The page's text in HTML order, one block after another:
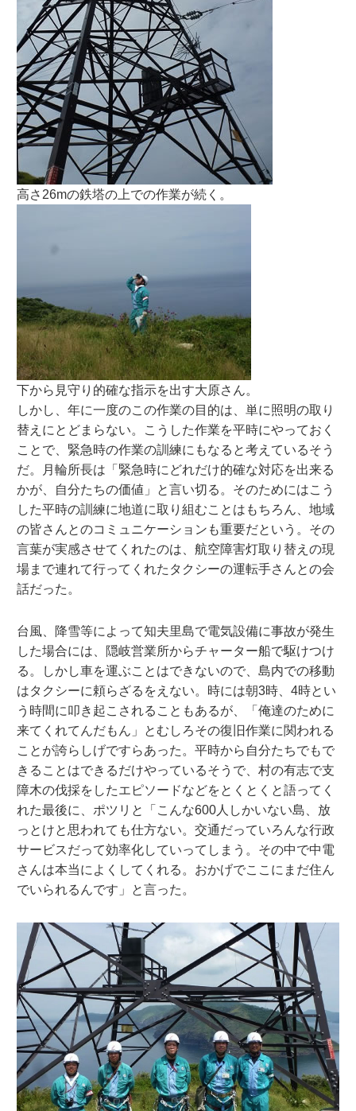
高さ26mの鉄塔の上での作業が続く。
下から見守り的確な指示を出す大原さん。
しかし、年に一度のこの作業の目的は、単に照明の取り
替えにとどまらない。こうした作業を平時にやっておく
ことで、緊急時の作業の訓練にもなると考えているそう
だ。月輪所長は「緊急時にどれだけ的確な対応を出来る
かが、自分たちの価値」と言い切る。そのためにはこう
した平時の訓練に地道に取り組むことはもちろん、地域
の皆さんとのコミュニケーションも重要だという。その
言葉が実感させてくれたのは、航空障害灯取り替えの現
場まで連れて行ってくれたタクシーの運転手さんとの会
話だった。
台風、降雪等によって知夫里島で電気設備に事故が発生
した場合には、隠岐営業所からチャーター船で駆けつけ
る。しかし車を運ぶことはできないので、島内での移動
はタクシーに頼らざるをえない。時には朝3時、4時とい
う時間に叩き起こされることもあるが、「俺達のために
来てくれてんだもん」とむしろその復旧作業に関われる
ことが誇らしげですらあった。平時から自分たちでもで
きることはできるだけやっているそうで、村の有志で支
障木の伐採をしたエピソードなどをとくとくと語ってく
れた最後に、ポツリと「こんな600人しかいない島、放
っとけと思われても仕方ない。交通だっていろんな行政
サービスだって効率化していってしまう。その中で中電
さんは本当によくしてくれる。おかげでここにまだ住ん
でいられるんです」と言った。